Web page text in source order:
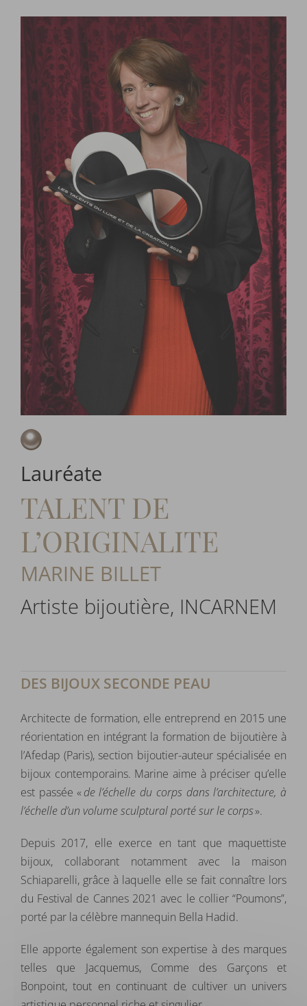
Lauréate
TALENT DE
L’ORIGINALITE
MARINE BILLET
Artiste bijoutière, INCARNEM
DES BIJOUX SECONDE PEAU
Architecte de formation, elle entreprend en 2015 une
réorientation en intégrant la formation de bijoutière à
l’Afedap (Paris), section bijoutier-auteur spécialisée en
bijoux contemporains. Marine aime à préciser qu’elle
est passée «de l’échelle du corps dans l’architecture, à
l’échelle d’un volume sculptural porté sur le corps».
Depuis 2017, elle exerce en tant que maquettiste
bijoux, collaborant notamment avec la maison
Schiaparelli, grâce à laquelle elle se fait connaître lors
du Festival de Cannes 2021 avec le collier “Poumons”,
porté par la célèbre mannequin Bella Hadid.
Elle apporte également son expertise à des marques
telles que Jacquemus, Comme des Garçons et
Bonpoint, tout en continuant de cultiver un univers